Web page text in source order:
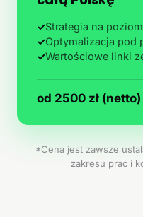
✓Strategia na
✓Optymalizacja pod
✓Wartościowe linki
od 2500 zł (netto)
*Cena jest zawsze
zakresu prac i